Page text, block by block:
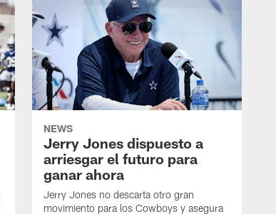
NEWS
Jerry Jones dispuesto a
arriesgar el futuro para
ganar ahora
Jerry Jones no descarta otro gran
movimiento para los Cowboys y asegura